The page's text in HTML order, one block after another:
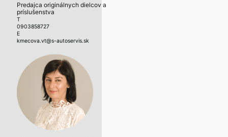
Predajca originálnych dielcov a
príslušenstva
T
0903858727
E
kmecova.vt@s-autoservis.sk